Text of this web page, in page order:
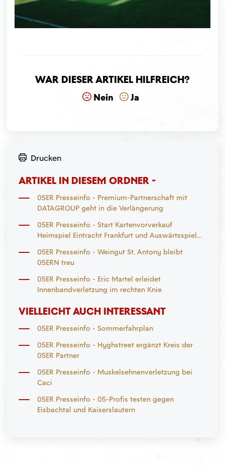
War dieser Artikel hilfreich?
Nein Ja
Drucken
ARTIKEL IN DIESEM ORDNER -
05ER Presseinfo - Premium-Partnerschaft mit
DATAGROUP geht in die Verlängerung
05ER Presseinfo - Start Kartenvorverkauf
Heimspiel Eintracht Frankfurt und Auswärtsspiel
05ER Presseinfo - Weingut St. Antony bleibt
05ERN treu
05ER Presseinfo - Eric Martel erleidet
Innenbandverletzung im rechten Knie
VIELLEICHT AUCH INTERESSANT
05ER Presseinfo - Sommerfahrplan
05ER Presseinfo - Hyghstreet ergänzt Kreis der
05ER Partner
05ER Presseinfo - Muskelsehnenverletzung bei
Caci
05ER Presseinfo - 05-Profis testen gegen
Eisbachtal und Kaiserslautern